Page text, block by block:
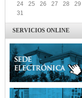
24
25 26 27 28 29
31
SERVICIOS ONLINE